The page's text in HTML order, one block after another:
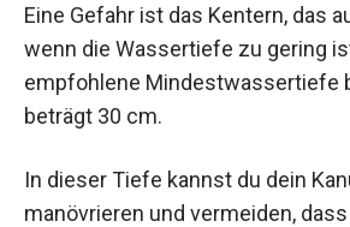
Eine Gefahr ist das Kentern, das
wenn die Wassertiefe zu gering
empfohlene Mindestwassertiefe
beträgt 30 cm.
In dieser Tiefe kannst du dein
manövrieren und vermeiden,